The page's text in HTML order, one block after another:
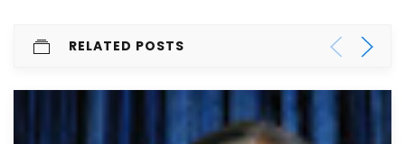
RELATED POSTS